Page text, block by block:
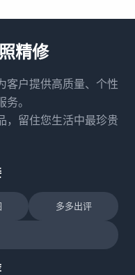
精修
客户提供高质量、个性
。
，留住您生活中最珍贵
多多出评